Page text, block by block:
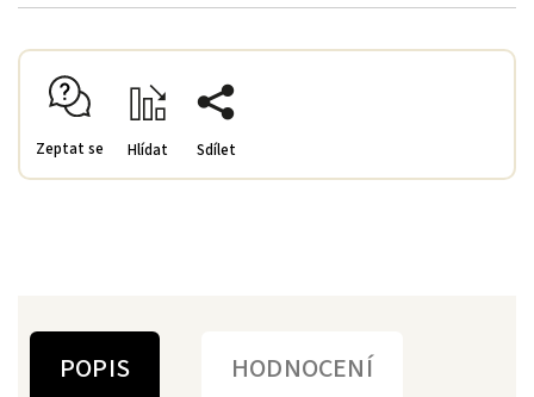
Zeptat se Hlídat Sdílet
POPIS
HODNOCENÍ